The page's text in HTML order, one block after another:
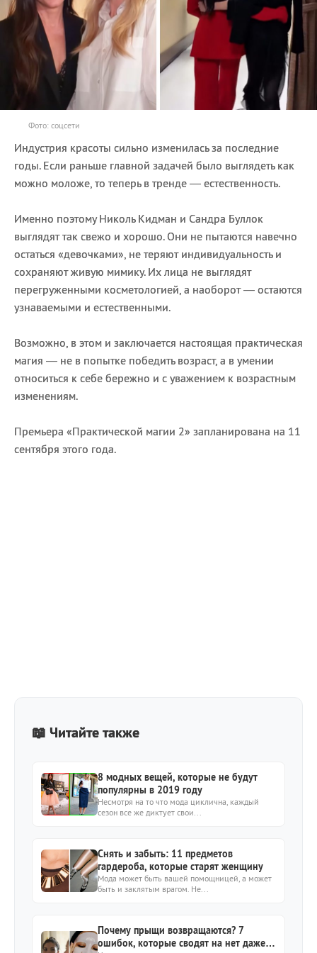
Фото: соцсети
Индустрия красоты сильно изменилась за последние
годы. Если раньше главной задачей было выглядеть как
можно моложе, то теперь в тренде — естественность.
Именно поэтому Николь Кидман и Сандра Буллок
выглядят так свежо и хорошо. Они не пытаются навечно
остаться «девочками», не теряют индивидуальность и
сохраняют живую мимику. Их лица не выглядят
перегруженными косметологией, а наоборот — остаются
узнаваемыми и естественными.
Возможно, в этом и заключается настоящая практическая
магия — не в попытке победить возраст, а в умении
относиться к себе бережно и с уважением к возрастным
изменениям.
Премьера «Практической магии 2» запланирована на 11
сентября этого года.
📖 Читайте также
8 модных вещей, которые не будут
популярны в 2019 году
Несмотря на то что мода циклична, каждый
сезон все же диктует свои...
Снять и забыть: 11 предметов
гардероба, которые старят женщину
Мода может быть вашей помощницей, а может
быть и заклятым врагом. Не...
Почему прыщи возвращаются? 7
ошибок, которые сводят на нет даже